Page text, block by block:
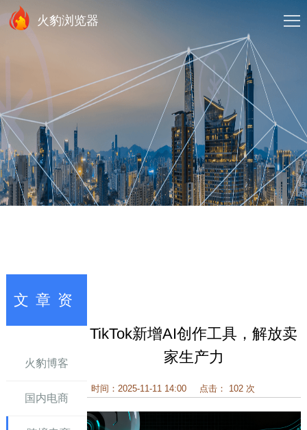
火豹浏览器
文章资
火豹博客
国内电商
TikTok新增AI创作工具，解放卖
家生产力
时间：2025-11-11 14:00 点击： 102 次